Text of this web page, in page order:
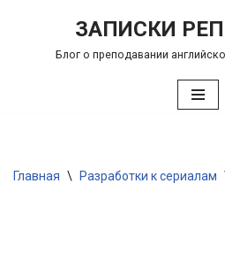
Перейти
ЗАПИСКИ
Блог о преподавании
Главная \ Разработки к сериалам